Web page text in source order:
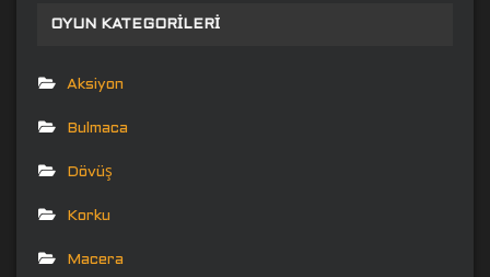
OYUN KATEGORILERI
Aksiyon
Bulmaca
Dövüş
Korku
Macera